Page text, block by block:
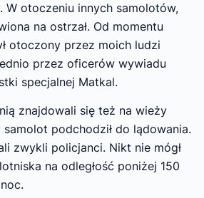
W otoczeniu innych samolotów,
na ostrzał. Od momentu
otoczony przez moich ludzi
przez oficerów wywiadu
specjalnej Matkal.
znajdowali się też na wieży
podchodził do lądowania.
zwykli policjanci. Nikt nie mógł
na odległość poniżej 150